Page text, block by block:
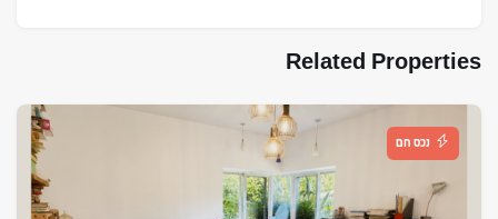
Related Properties
נכס חם